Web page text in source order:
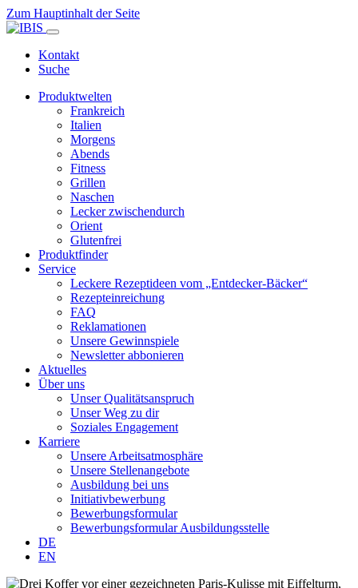
Zum Hauptinhalt der Seite
Kontakt
Suche
Produktwelten
Frankreich
Italien
Morgens
Abends
Fitness
Grillen
Naschen
Lecker zwischendurch
Orient
Glutenfrei
Produktfinder
Service
Leckere Rezeptideen vom „Entdecker-Bäcker“
Rezepteinreichung
FAQ
Reklamationen
Unsere Gewinnspiele
Newsletter abbonieren
Aktuelles
Über uns
Unser Qualitätsanspruch
Unser Weg zu dir
Soziales Engagement
Karriere
Unsere Arbeitsatmosphäre
Unsere Stellenangebote
Ausbildung bei uns
Initiativbewerbung
Bewerbungsformular
Bewerbungsformular Ausbildungsstelle
DE
EN